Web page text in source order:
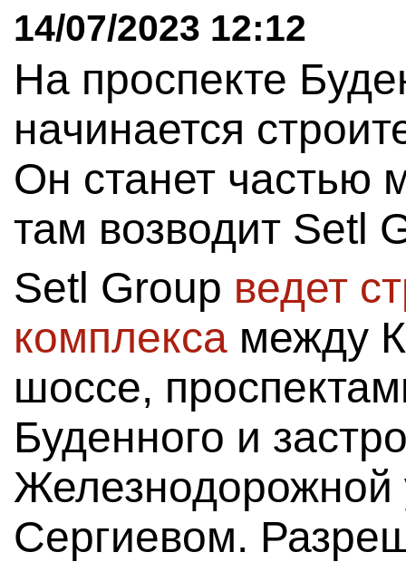
14/07/2023 12:12
На проспекте
начинается
Он станет частью
там возводит Setl
Setl Group ведет
комплекса между
шоссе,
Буденного и
Железнодорожной
Сергиевом.